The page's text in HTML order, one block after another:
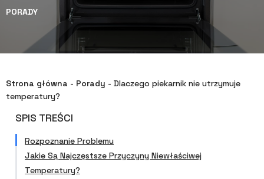
PORADY
Strona główna - Porady - Dlaczego piekarnik nie utrzymuje
temperatury?
SPIS TREŚCI
Rozpoznanie Problemu
Jakie Są Najczęstsze Przyczyny Niewłaściwej
Temperatury?